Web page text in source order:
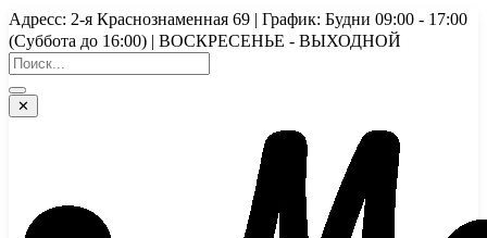
Перейти
к
содержимому
Адресс: 2-я Краснознаменная 69 | График: Будни 09:00 - 17:00
(Суббота до 16:00) | ВОСКРЕСЕНЬЕ - ВЫХОДНОЙ
✕